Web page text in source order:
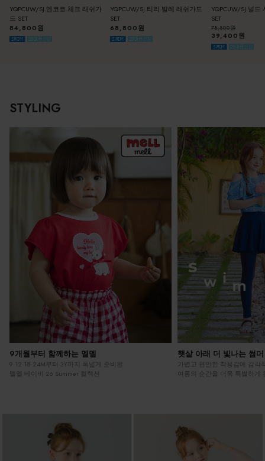
YQPCUW/SJ.엔코코 체크 래쉬가
드 SET
84,800원
YQPCUW/SJ.티리 발레 래쉬가드
SET
68,800원
YQPCUW/SJ.널
SET
78,800원
39,400원
STYLING
9개월부터 함께하는 멜멜
9·12·18·24M부터 3Y까지 폭넓게 준비된
멜멜 베이비 26 Summer 컬렉션
햇살 아래 더 빛나는 썸
가볍고 편안한 착용감에 감각
여름의 순간을 더욱 특별하게